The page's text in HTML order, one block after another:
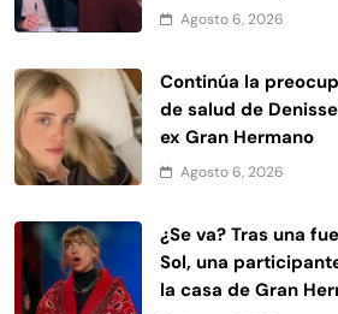
Agosto 6, 2026
Continúa la
de salud de
ex Gran Hermano
Agosto 6, 2026
¿Se va? Tras una
Sol, una
la casa de Gran